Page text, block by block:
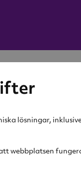
lösningar,
webbplatsen